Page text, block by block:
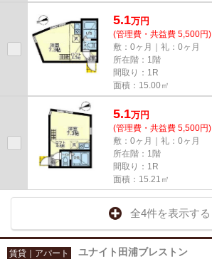
5.1万円
(管理費・共益費 5,500円)
敷：0ヶ月｜礼：0ヶ月
所在階：1階
間取り：1R
面積：15.00㎡
5.1万円
(管理費・共益費 5,500円)
敷：0ヶ月｜礼：0ヶ月
所在階：1階
間取り：1R
面積：15.21㎡
全4件を表示する
賃貸｜アパート ユナイト田浦ブレストン